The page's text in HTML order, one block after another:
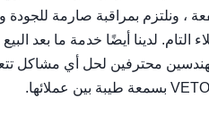
، ونلتزم بمراقبة صارمة
لدينا أيضًا خدمة ما بعد
محترفين لحل أي مشاكل